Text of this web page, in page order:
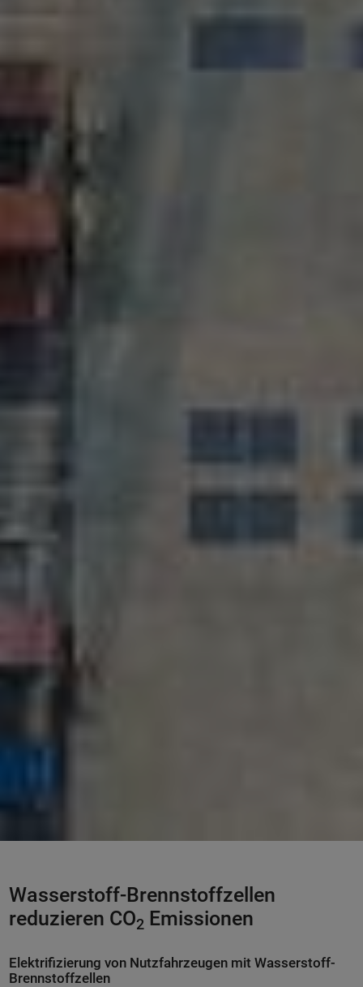
Wasserstoff-Brennstoffzellen
reduzieren CO2 Emissionen
Elektrifizierung von Nutzfahrzeugen mit Wasserstoff-
Brennstoffzellen